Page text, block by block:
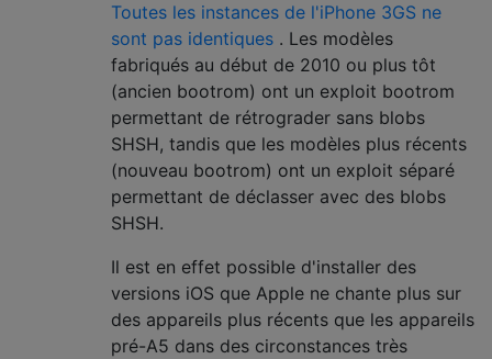
Toutes les instances de l'iPhone 3GS ne
sont pas identiques . Les modèles
fabriqués au début de 2010 ou plus tôt
(ancien bootrom) ont un exploit bootrom
permettant de rétrograder sans blobs
SHSH, tandis que les modèles plus récents
(nouveau bootrom) ont un exploit séparé
permettant de déclasser avec des blobs
SHSH.
Il est en effet possible d'installer des
versions iOS que Apple ne chante plus sur
des appareils plus récents que les appareils
pré-A5 dans des circonstances très